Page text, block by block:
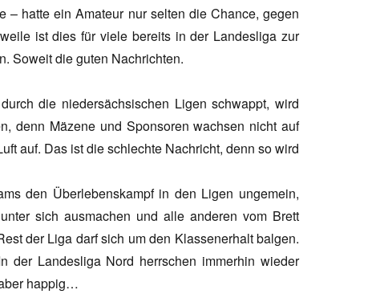
– hatte ein Amateur nur selten die Chance, gegen
ist dies für viele bereits in der Landesliga zur
Soweit die guten Nachrichten.
die niedersächsischen Ligen schwappt, wird
denn Mäzene und Sponsoren wachsen nicht auf
auf. Das ist die schlechte Nachricht, denn so wird
den Überlebenskampf in den Ligen ungemein,
sich ausmachen und alle anderen vom Brett
der Liga darf sich um den Klassenerhalt balgen.
Landesliga Nord herrschen immerhin wieder
happig…